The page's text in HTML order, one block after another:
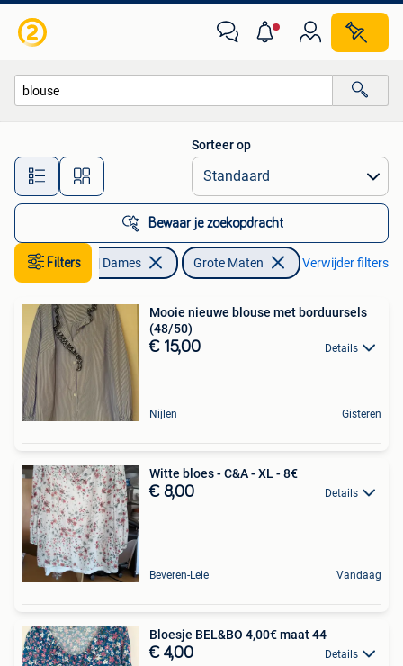
Alle afstanden…
Sorteer op
Bewaar je zoekopdracht
Filters
Kleding | Dames Grote Maten Verwijder filters
Mooie nieuwe blouse met borduursels
(48/50)
€ 15,00 Details
Nijlen Gisteren
Witte bloes - C&A - XL - 8€
€ 8,00 Details
Beveren-Leie Vandaag
Bloesje BEL&BO 4,00€ maat 44
€ 4,00 Details